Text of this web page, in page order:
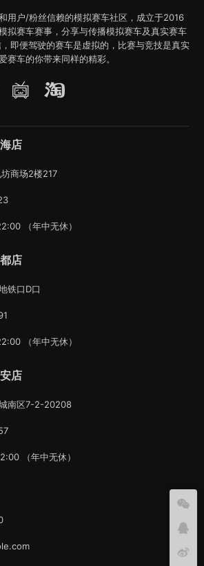
用户/粉丝信赖的模拟赛车社区，成立于2016
拟赛车赛事，分享与传播模拟赛车及真实赛车
即便驾驶的赛车是虚拟的，比赛与竞技是真实
赛车的你带来同样的精彩。
店
商场2楼217
（年中无休）
店
铁口D口
（年中无休）
店
南区7-2-20208
（年中无休）